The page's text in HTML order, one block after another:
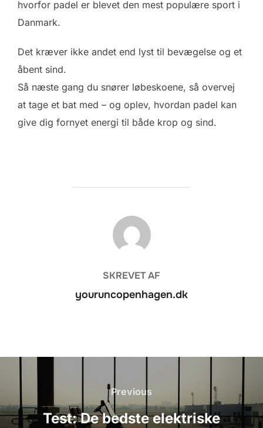
hvorfor padel er blevet den mest populære sport i
Danmark.
Det kræver ikke andet end lyst til bevægelse og et
åbent sind.
Så næste gang du snører løbeskoene, så overvej
at tage et bat med – og oplev, hvordan padel kan
give dig fornyet energi til både krop og sind.
FORFATTER
SKREVET AF
youruncopenhagen.dk
Indlægsnavigation
Previous
Previous
Test: De bedste elektriske